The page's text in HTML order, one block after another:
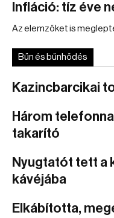
Infláció: tíz éve
Az elemzőket is
Bűn és bűnhődés
Kazincbarcikai
Három
takarító
Nyugtatót tett a
kávéjába
Elkábította,